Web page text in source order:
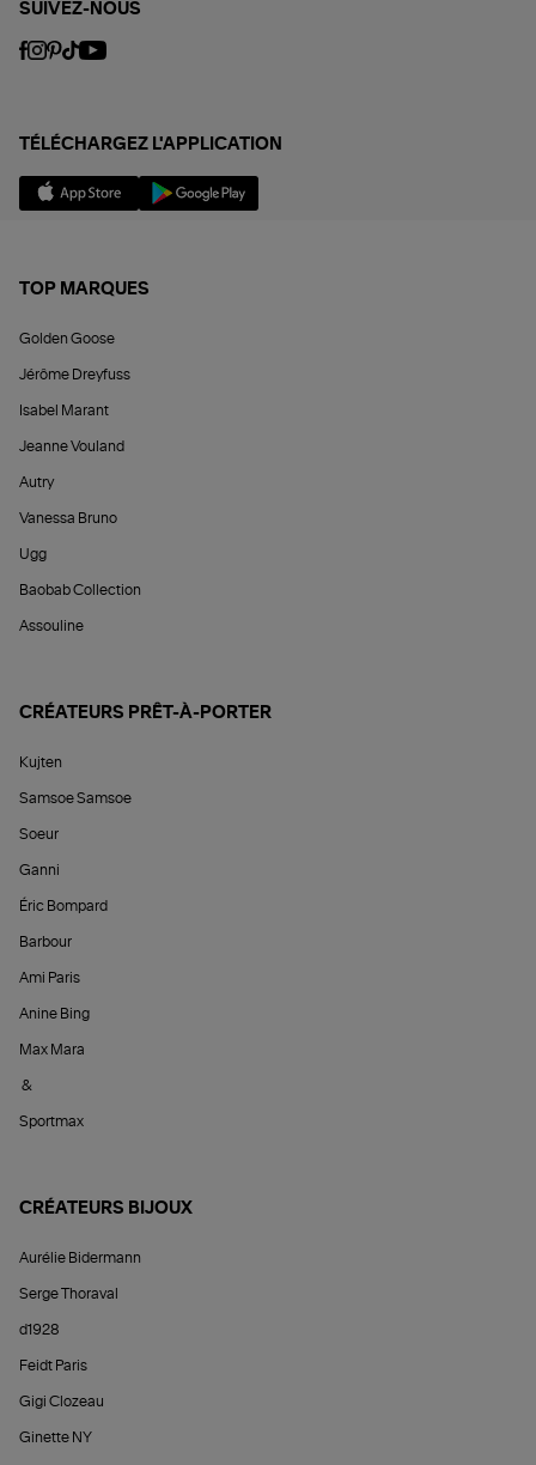
SUIVEZ-NOUS
TÉLÉCHARGEZ L'APPLICATION
TOP MARQUES
Golden Goose
Jérôme Dreyfuss
Isabel Marant
Jeanne Vouland
Autry
Vanessa Bruno
Ugg
Baobab Collection
Assouline
CRÉATEURS PRÊT-À-PORTER
Kujten
Samsoe Samsoe
Soeur
Ganni
Éric Bompard
Barbour
Ami Paris
Anine Bing
Max Mara
&
Sportmax
CRÉATEURS BIJOUX
Aurélie Bidermann
Serge Thoraval
d1928
Feidt Paris
Gigi Clozeau
Ginette NY